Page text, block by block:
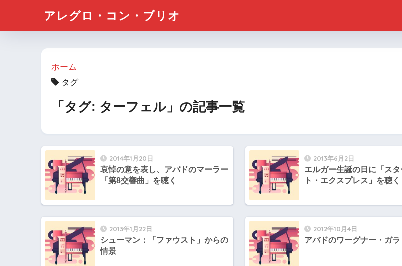
アレグロ・コン・ブリオ
ホーム
タグ
「タグ: ターフェル 」の記事一覧
2014年1月20日
哀悼の意を表し、アバドのマーラー
「第8交響曲」を聴く
2013年6月2日
エルガー生誕の日に「スタ
ト・エクスプレス」を聴く
2013年1月22日
シューマン：「ファウスト」からの
情景
2012年10月4日
アバドのワーグナー・ガラ